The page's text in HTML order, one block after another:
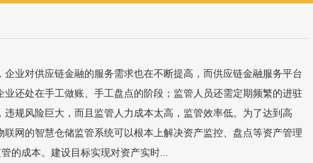
业对供应链金融的服务需求也在不断提高，而供应链金融服务平台
还处在手工做账、手工盘点的阶段；监管人员还需定期频繁的进驻
规风险巨大，而且监管人力成本太高，监管效率低。为了达到高
网的智慧仓储监管系统可以根本上解决资产监控、盘点等资产管理
的成本。建设目标实现对资产实时...